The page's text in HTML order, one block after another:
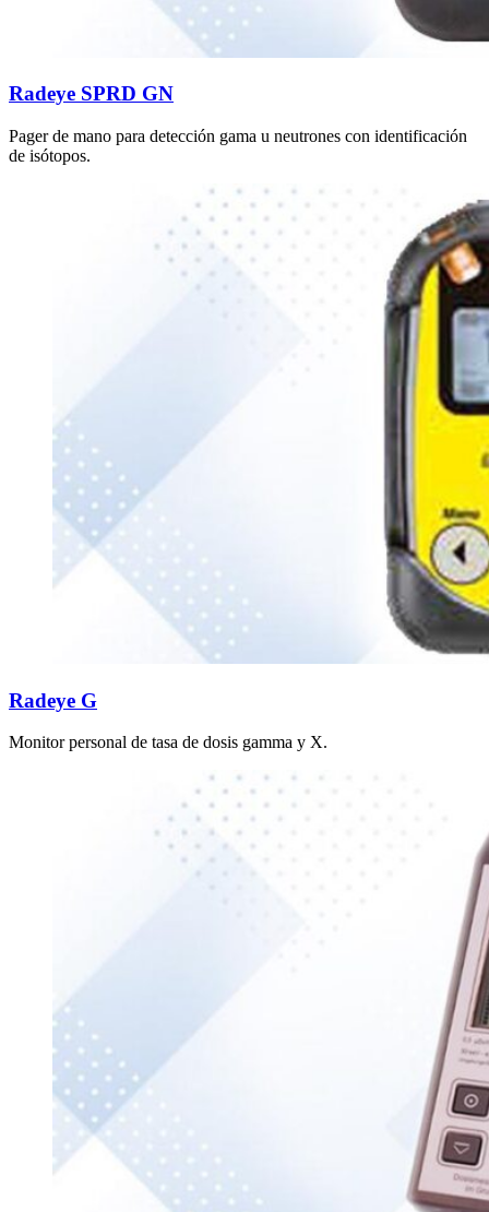
Radeye SPRD GN
Pager de mano para detección gama u neutrones con identificación
de isótopos.
Radeye G
Monitor personal de tasa de dosis gamma y X.